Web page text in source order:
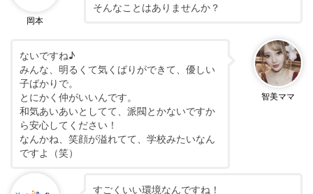
岡本
そんなことはありませんか？
智美ママ
ないですね♪
みんな、明るくて気くばりができて、優しい
子ばかりで。
とにかく仲がいいんです。
和気あいあいとしてて、派閥とかないですか
ら安心してください！
なんかね、笑顔が溢れてて、学校みたいなん
ですよ（笑）
すごくいい環境なんですね！